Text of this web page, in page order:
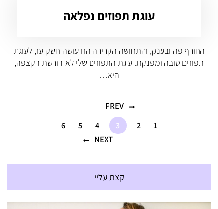
עוגת תפוזים נפלאה
החורף פה ובענק, והתחושה הקרירה הזו עושה חשק עז, לעוגת
תפוזים טובה ומפנקת. עוגת התפוזים שלי לא דורשת הקצפה,
היא…
PREV
1
2
3
4
5
6
NEXT
קצת עליי